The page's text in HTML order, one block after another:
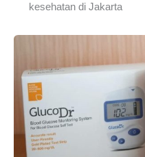
kesehatan di Jakarta